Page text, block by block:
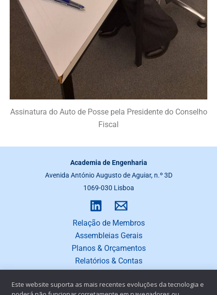
Assinatura do Auto de Posse pela Presidente do Conselho
Fiscal
Academia de Engenharia
Avenida António Augusto de Aguiar, n.º 3D
1069-030 Lisboa
Relação de Membros
Assembleias Gerais
Planos & Orçamentos
Relatórios & Contas
This site is protected by reCAPTCHA and theGoogle Privacy Policyand
Este website suporta as mais recentes evoluções da tecnologia e